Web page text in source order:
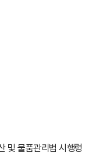
및 물품관리법 시행령